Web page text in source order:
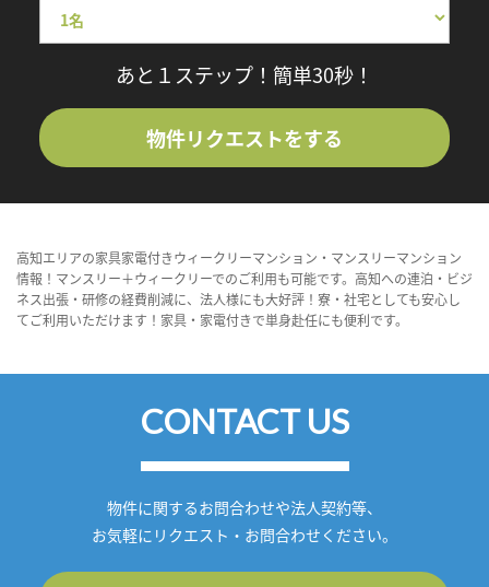
あと１ステップ！簡単30秒！
物件リクエストをする
高知エリアの家具家電付きウィークリーマンション・マンスリーマンション
情報！マンスリー＋ウィークリーでのご利用も可能です。高知への連泊・ビジ
ネス出張・研修の経費削減に、法人様にも大好評！寮・社宅としても安心し
てご利用いただけます！家具・家電付きで単身赴任にも便利です。
CONTACT US
物件に関するお問合わせや法人契約等、
お気軽にリクエスト・お問合わせください。